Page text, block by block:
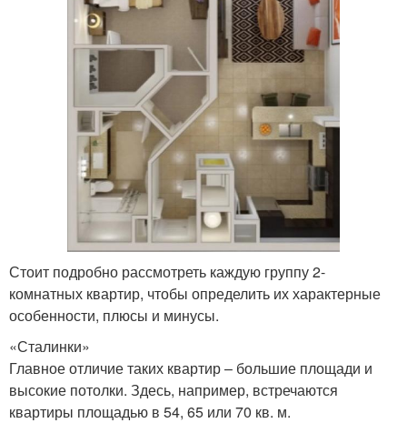
Стоит подробно рассмотреть каждую группу 2-
комнатных квартир, чтобы определить их характерные
особенности, плюсы и минусы.
«Сталинки»
Главное отличие таких квартир – большие площади и
высокие потолки. Здесь, например, встречаются
квартиры площадью в 54, 65 или 70 кв. м.